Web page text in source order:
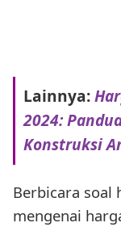
Lainnya:
2024:
Konstruksi
Berbicara soal
mengenai